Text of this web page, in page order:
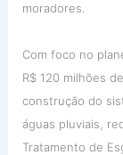
moradores.
Com foco no
R$ 120 milhões
construção do
águas pluviais,
Tratamento de